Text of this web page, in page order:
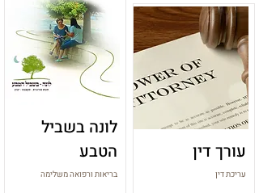
עריכת דין
עורך דין
בריאות ורפואה משלימה
לונה בשביל
הטבע